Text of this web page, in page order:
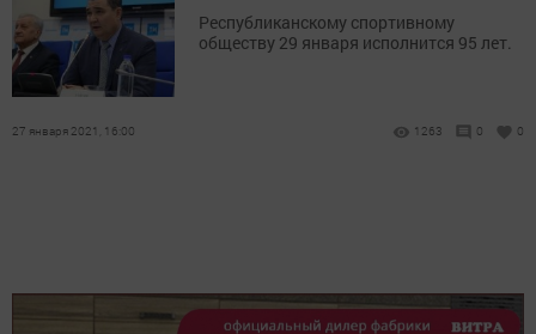
Республиканскому спортивному
обществу 29 января исполнится 95 лет.
27 января 2021, 16:00 1263 0 0